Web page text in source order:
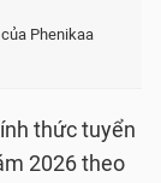
Phenikaa
thức tuyển
2026 theo